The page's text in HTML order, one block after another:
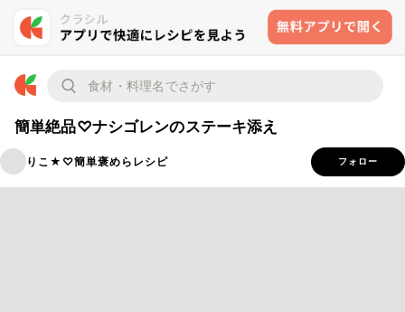
簡単絶品♡ナシゴレンのステーキ添え
りこ★♡簡単褒めらレシピ フォロー